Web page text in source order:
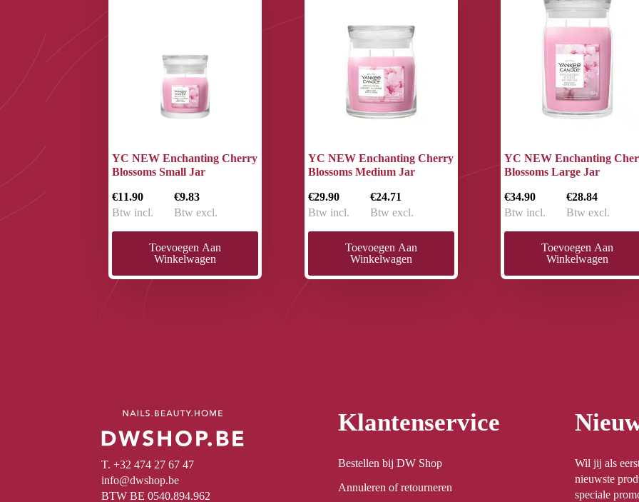
YC NEW Enchanting Cherry
Blossoms Small Jar
€11.90
Btw incl.
€9.83
Btw excl.
Toevoegen Aan
Winkelwagen
YC NEW Enchanting Cherry
Blossoms Medium Jar
€29.90
Btw incl.
€24.71
Btw excl.
Toevoegen Aan
Winkelwagen
YC NEW Enchanting
Blossoms Large Jar
€34.90
Btw incl.
€28.84
Btw excl.
Toevoegen Aan
Winkelwagen
T. +32 474 27 67 47
info@dwshop.be
BTW BE 0540.894.962
Klantenservice
Bestellen bij DW Shop
Annuleren of retourneren
Wil jij als
nieuwste
speciale